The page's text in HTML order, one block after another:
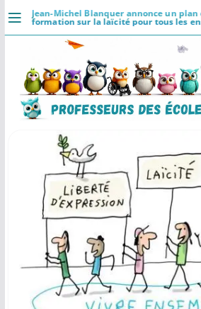
PasserJean-Michel Blanquer annonce un plan
formation sur la laïcité pour tous les
DÉCOUVRIR
Accueil
Se connecter
VIE PROFESSIONNELLE
Ressources
Agenda
CRPE
Lectures de livres